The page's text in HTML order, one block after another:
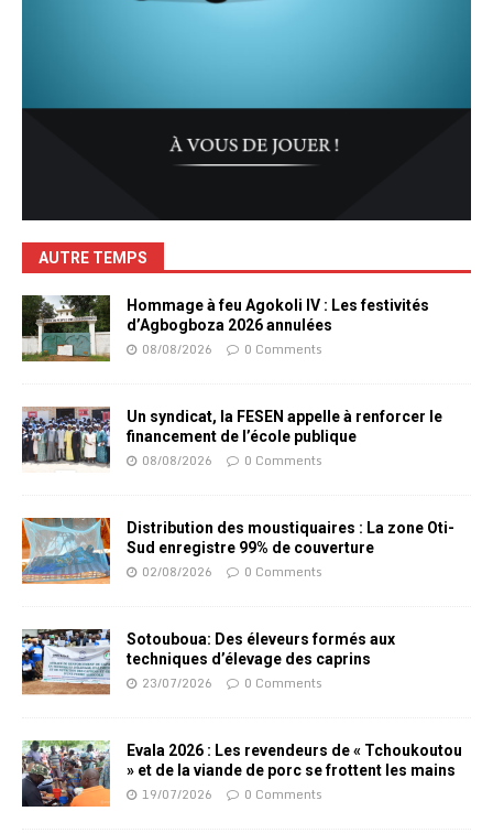
AUTRE TEMPS
Hommage à feu Agokoli IV : Les festivités
d’Agbogboza 2026 annulées
08/08/2026 0 Comments
Un syndicat, la FESEN appelle à renforcer le
financement de l’école publique
08/08/2026 0 Comments
Distribution des moustiquaires : La zone Oti-
Sud enregistre 99% de couverture
02/08/2026 0 Comments
Sotouboua: Des éleveurs formés aux
techniques d’élevage des caprins
23/07/2026 0 Comments
Evala 2026 : Les revendeurs de « Tchoukoutou
» et de la viande de porc se frottent les mains
19/07/2026 0 Comments